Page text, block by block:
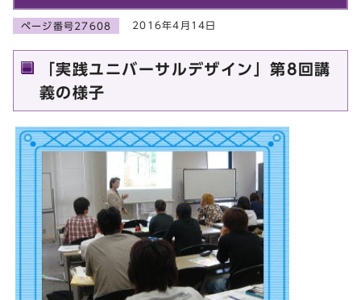
ページ番号27608 2016年4月14日
「実践ユニバーサルデザイン」第8回講
義の様子